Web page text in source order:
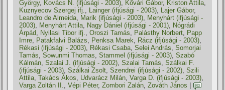
György, Kovács N. (ifjúsági - 2003), Kővári Gábor, Kriston Attila,
Kuznyecov Szergej ifj., Lainger (ifjúsági - 2003), Lajer Gábor,
Leandro de Almeida, Marik (ifjúsági - 2003), Menyhárt (ifjúsági -
2003), Menyhárt Attila, Nagy Dániel (ifjúsági - 2001), Nógrádi
Árpád, Nyilasi Tibor ifj.,Oroszi Tamás, Palásthy Norbert, Papp
Imre, Patakfalvi Balázs, Penksa Marek, Rácz (ifjúsági - 2003),
Rékasi (ifjúsági - 2003), Rékasi Csaba,Selei András,Somorjai
Tamás,Sowunmi Thomas,Stammel (ifjúsági - 2003),Szabó
Kálmán,Szalai J. (ifjúsági - 2002),Szalai Tamás,Szálkai F.
(ifjúsági - 2003),Szálkai Zsolt,Szendrei (ifjúsági - 2002),Szili
Attila,Takács Ákos, Udvarácz Milán,Varga D. (ifjúsági - 2003),
Varga Zoltán II.,Vépi Péter,Zombori Zalán,Zováth János